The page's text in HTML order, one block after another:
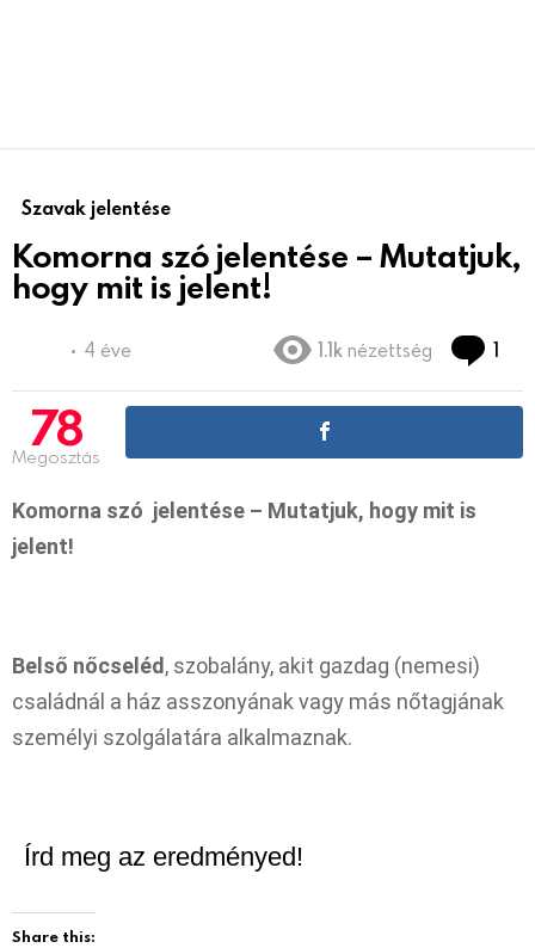
Szavak jelentése
Komorna szó jelentése – Mutatjuk,
hogy mit is jelent!
4 éve 1.1k nézettség 1
78
Megosztás
Komorna szó jelentése – Mutatjuk, hogy mit is
jelent!
Belső nőcseléd, szobalány, akit gazdag (nemesi)
családnál a ház asszonyának vagy más nőtagjának
személyi szolgálatára alkalmaznak.
Írd meg az eredményed!
Share this: